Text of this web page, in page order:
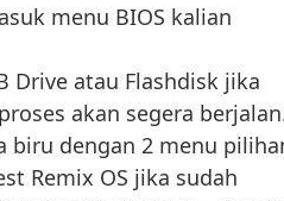
menu BIOS kalian
Drive atau Flashdisk jika
akan segera
biru dengan 2 menu
Remix OS jika sudah